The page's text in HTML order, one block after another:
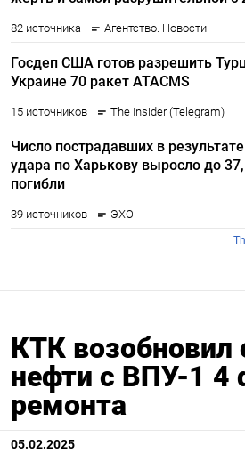
КТК возобновил
нефти с ВПУ-1 4
ремонта
05.02.2025